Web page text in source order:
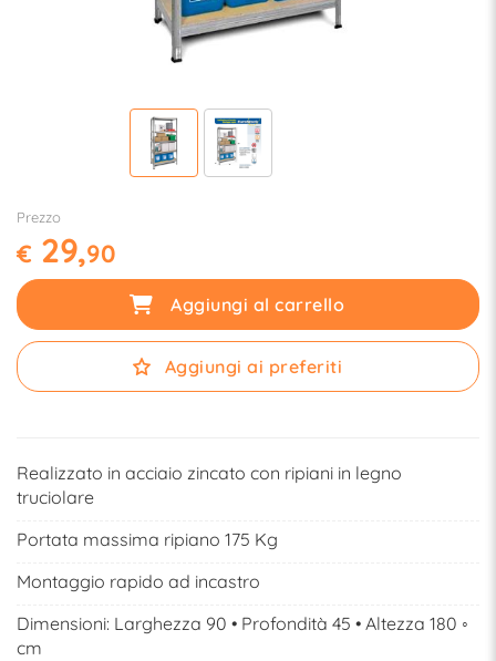
Prezzo
€ 29,90
Aggiungi al carrello
Aggiungi ai preferiti
Realizzato in acciaio zincato con ripiani in legno
truciolare
Portata massima ripiano 175 Kg
Montaggio rapido ad incastro
Dimensioni: Larghezza 90 • Profondità 45 • Altezza 180 ◦
cm